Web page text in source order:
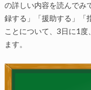
の詳しい内容を読んでみ
録する」「援助する」「
ことについて、3日に1
ます。